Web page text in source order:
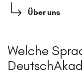
Über uns
Welche